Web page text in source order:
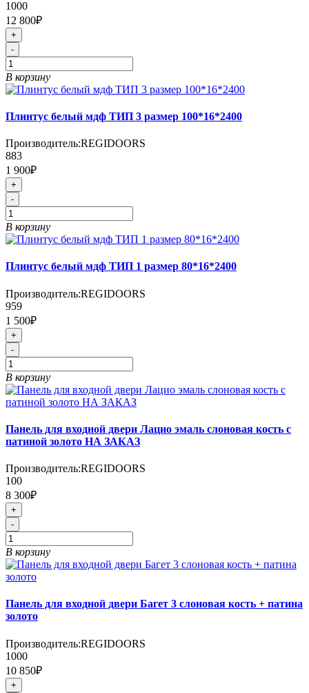
1000
12 800₽
+
-
В корзину
Плинтус белый мдф ТИП 3 размер 100*16*2400
Производитель:REGIDOORS
883
1 900₽
+
-
В корзину
Плинтус белый мдф ТИП 1 размер 80*16*2400
Производитель:REGIDOORS
959
1 500₽
+
-
В корзину
Панель для входной двери Лацио эмаль слоновая кость с
патиной золото НА ЗАКАЗ
Производитель:REGIDOORS
100
8 300₽
+
-
В корзину
Панель для входной двери Багет 3 слоновая кость + патина
золото
Производитель:REGIDOORS
1000
10 850₽
+